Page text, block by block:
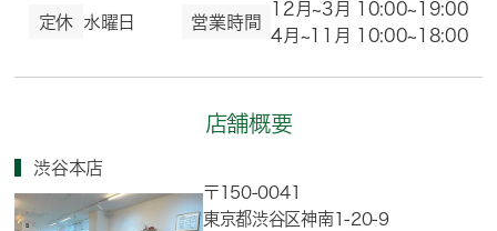
定休 水曜日 営業時間
12月~3月 10:00~19:00
4月~11月 10:00~18:00
店舗概要
渋谷本店
〒150-0041
東京都渋谷区神南1-20-9